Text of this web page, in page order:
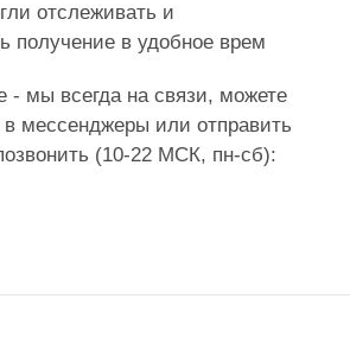
отслеживать и
получение в удобное врем
- мы всегда на связи, можете
в мессенджеры или отправить
(10-22 МСК, пн-сб):